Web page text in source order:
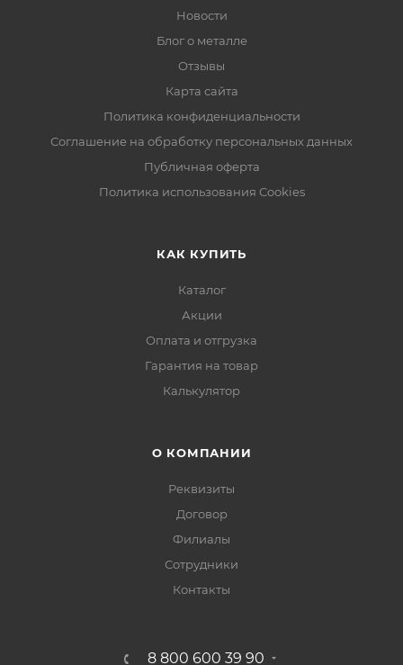
Новости
Блог о металле
Отзывы
Карта сайта
Политика конфиденциальности
Соглашение на обработку персональных данных
Публичная оферта
Политика использования Cookies
КАК КУПИТЬ
Каталог
Акции
Оплата и отгрузка
Гарантия на товар
Калькулятор
О КОМПАНИИ
Реквизиты
Договор
Филиалы
Сотрудники
Контакты
8 800 600 39 90